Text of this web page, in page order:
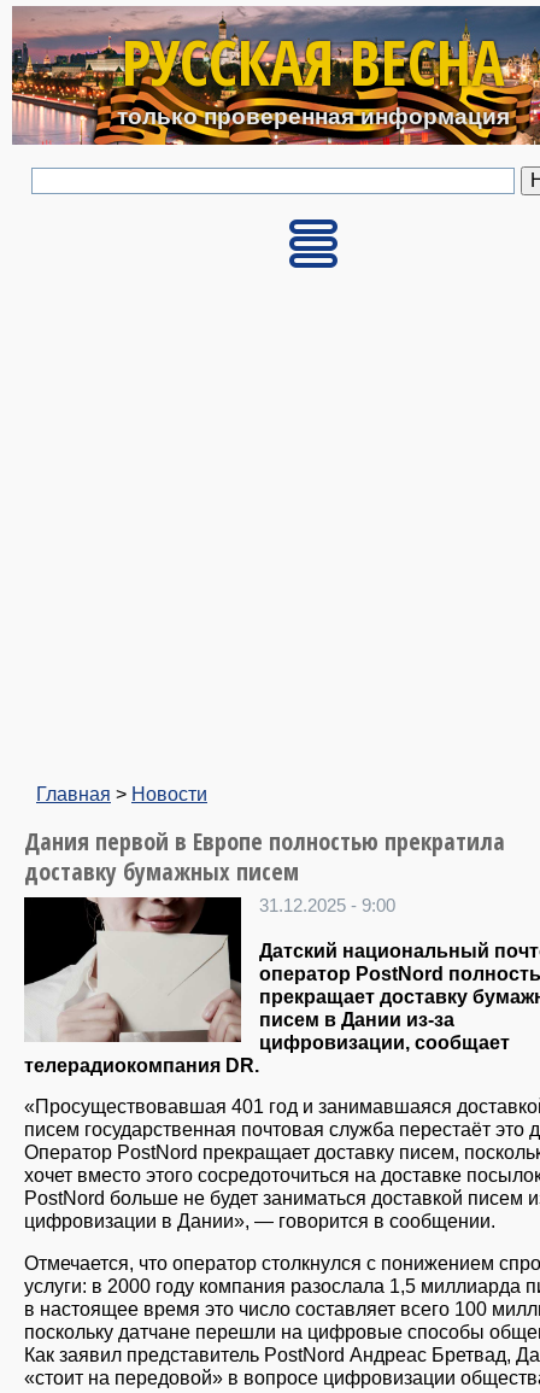
Перейти к основному
РУССКАЯ ВЕСНА
только проверенная информация
Главная > Новости
Дания первой в Европе полностью прекратила
доставку бумажных писем
31.12.2025 - 9:00
Датский национальный
оператор PostNord
прекращает доставку
писем в Дании из-за
цифровизации, сообщает
телерадиокомпания DR.
«Просуществовавшая 401 год и занимавшаяся
писем государственная почтовая служба перестаёт это
Оператор PostNord прекращает доставку писем,
хочет вместо этого сосредоточиться на доставке
PostNord больше не будет заниматься доставкой писем
цифровизации в Дании», — говорится в сообщении.
Отмечается, что оператор столкнулся с понижением
услуги: в 2000 году компания разослала 1,5 миллиарда
в настоящее время это число составляет всего 100
поскольку датчане перешли на цифровые способы
Как заявил представитель PostNord Андреас Бретвад,
«стоит на передовой» в вопросе цифровизации